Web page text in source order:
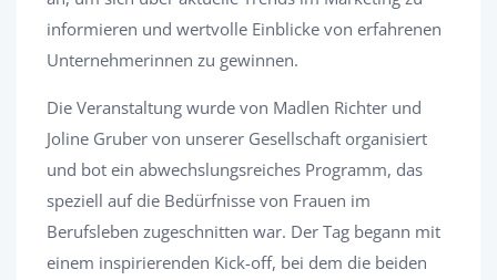
informieren und wertvolle Einblicke von erfahrenen
Unternehmerinnen zu gewinnen.
Die Veranstaltung wurde von Madlen Richter und
Joline Gruber von unserer Gesellschaft organisiert
und bot ein abwechslungsreiches Programm, das
speziell auf die Bedürfnisse von Frauen im
Berufsleben zugeschnitten war. Der Tag begann mit
einem inspirierenden Kick-off, bei dem die beiden